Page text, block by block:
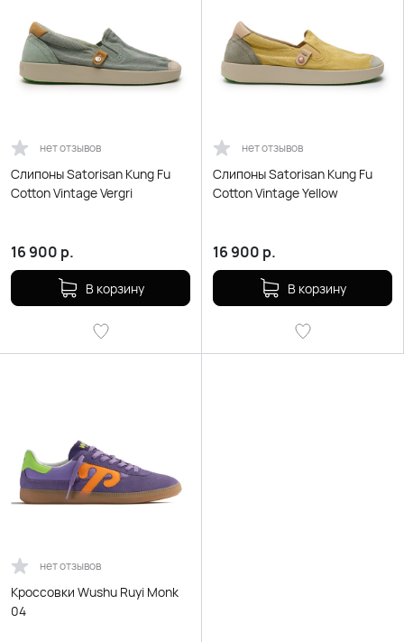
нет отзывов
Слипоны Satorisan Kung Fu
Cotton Vintage Vergri
16 900 р.
В корзину
нет отзывов
Слипоны Satorisan Kung Fu
Cotton Vintage Yellow
16 900 р.
В корзину
нет отзывов
Кроссовки Wushu Ruyi Monk
04